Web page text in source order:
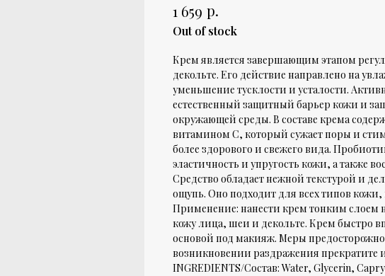
1 659 р.
Out of stock
Крем является завершающим этапом
декольте. Его действие направлено на
уменьшение тусклости и усталости.
естественный защитный барьер кожи и
окружающей среды. В составе крема
витамином С, который сужает поры и
более здорового и свежего вида.
эластичность и упругость кожи, а также
Средство обладает нежной текстурой и
ощупь. Оно подходит для всех типов
Применение: нанести крем тонким
кожу лица, шеи и декольте. Крем быстро
основой под макияж. Меры
возникновении раздражения прекратите
INGREDIENTS/Состав: Water, Glycerin,